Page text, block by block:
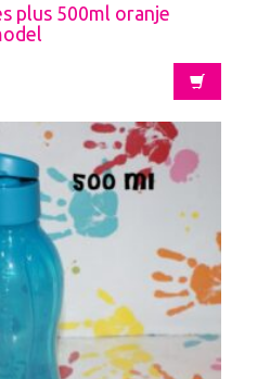
plus 500ml oranje